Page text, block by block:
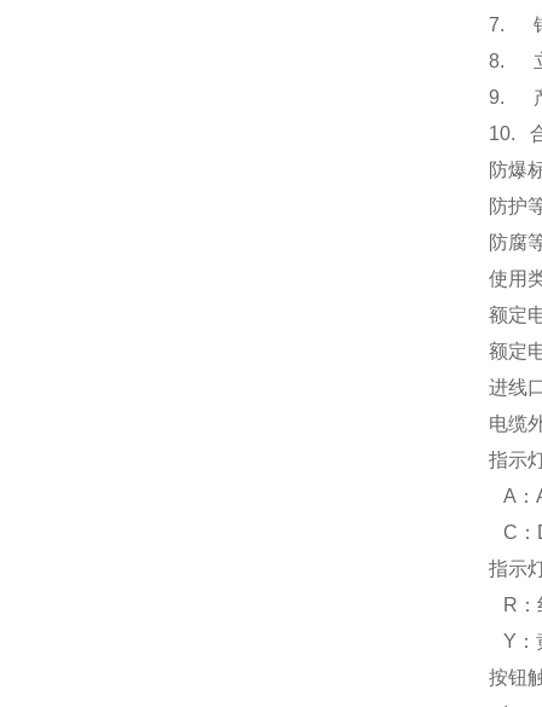
7. 钢
8. 立
9. 产
10.
防爆
防护
防腐
使用
额定
额定
进线
电缆
指示
A：
C：
指示
R：
Y：
按钮